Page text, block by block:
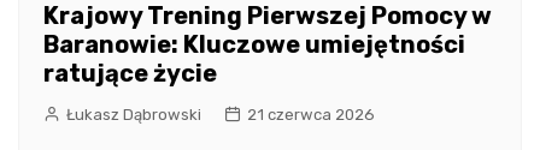
Krajowy Trening Pierwszej Pomocy w
Baranowie: Kluczowe umiejętności
ratujące życie
Łukasz Dąbrowski 21 czerwca 2026